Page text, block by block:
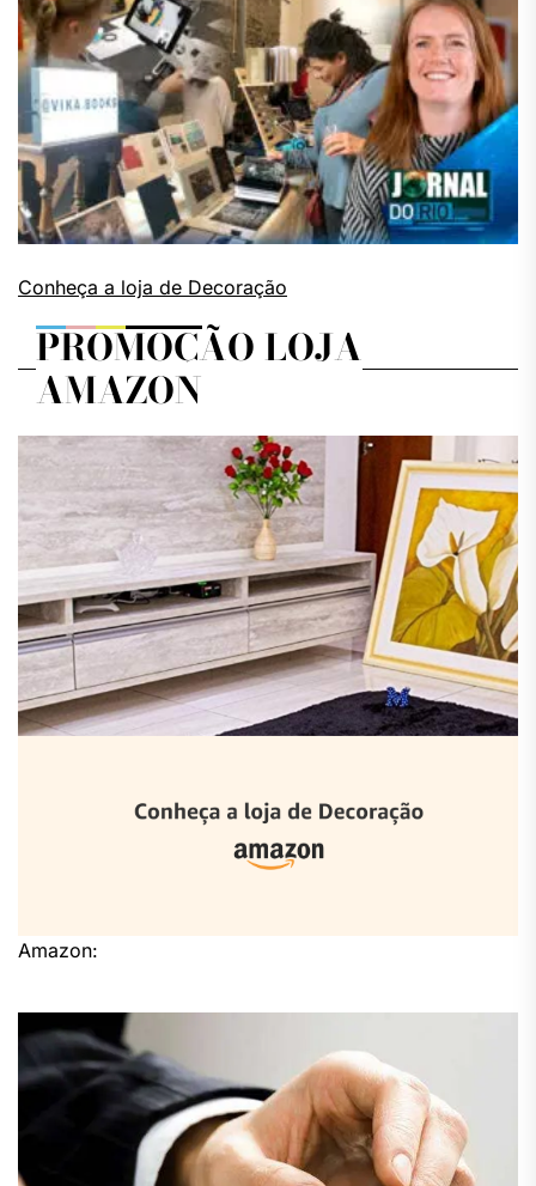
Conheça a loja de Decoração
PROMOÇÃO LOJA
AMAZON
Amazon: